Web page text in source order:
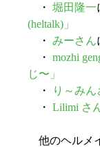
・ 堀田隆一
(heltalk)」
・ みーさん
・ mozhi
じ〜」
・
り～みん
・ Lilimi さ
他のヘルメ